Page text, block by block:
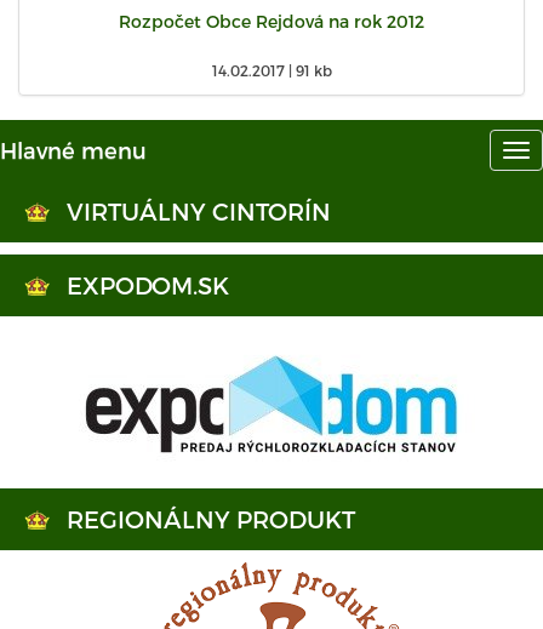
Rozpočet Obce Rejdová na rok 2012
14.02.2017 | 91 kb
Hlavné menu
VIRTUÁLNY CINTORÍN
EXPODOM.SK
REGIONÁLNY PRODUKT